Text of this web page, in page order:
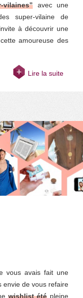
vilaines” avec une
super-vilaine de
à découvrir une
amoureuse des
Lire la suite
vous avais fait une
envie de vous refaire
wishlist été pleine